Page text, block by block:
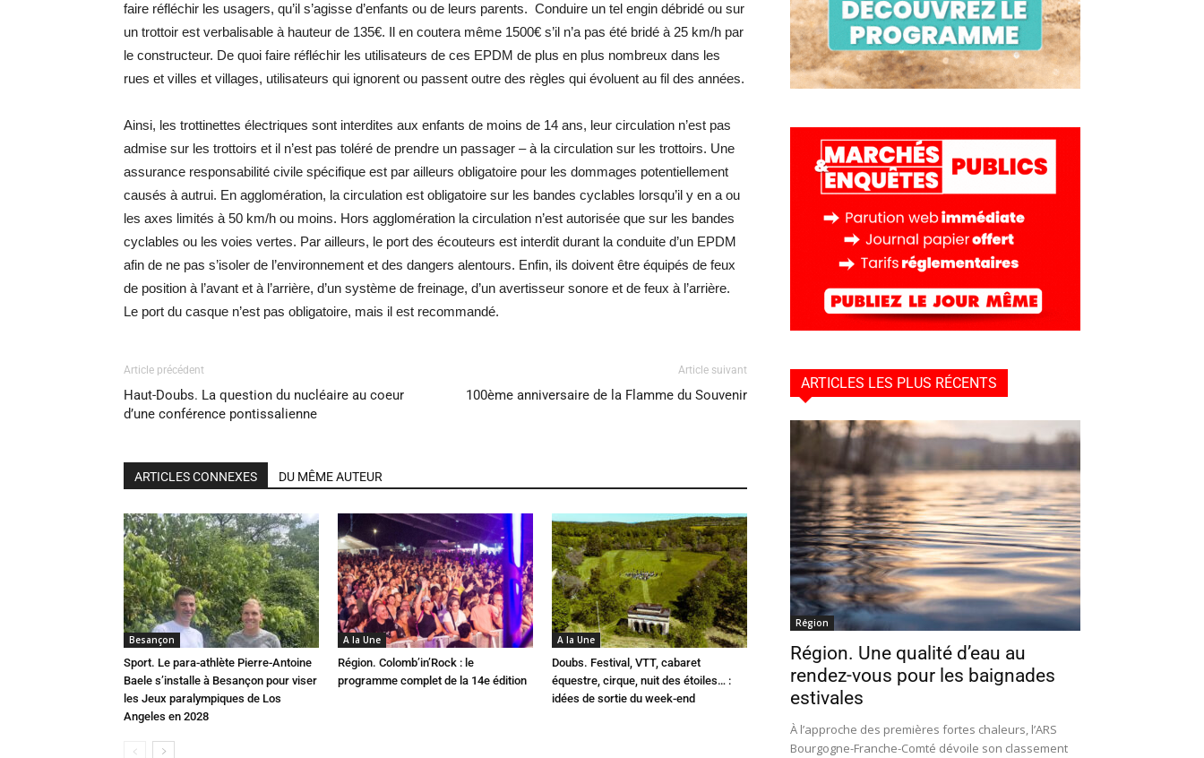
faire réfléchir les usagers, qu’il s’agisse d’enfants ou de leurs parents. Conduire un tel engin débridé ou sur
un trottoir est verbalisable à hauteur de 135€. Il en coutera même 1500€ s’il n’a pas été bridé à 25 km/h par
le constructeur. De quoi faire réfléchir les utilisateurs de ces EPDM de plus en plus nombreux dans les
rues et villes et villages, utilisateurs qui ignorent ou passent outre des règles qui évoluent au fil des années.
Ainsi, les trottinettes électriques sont interdites aux enfants de moins de 14 ans, leur circulation n’est pas
admise sur les trottoirs et il n’est pas toléré de prendre un passager – à la circulation sur les trottoirs. Une
assurance responsabilité civile spécifique est par ailleurs obligatoire pour les dommages potentiellement
causés à autrui. En agglomération, la circulation est obligatoire sur les bandes cyclables lorsqu’il y en a ou
les axes limités à 50 km/h ou moins. Hors agglomération la circulation n’est autorisée que sur les bandes
cyclables ou les voies vertes. Par ailleurs, le port des écouteurs est interdit durant la conduite d’un EPDM
afin de ne pas s’isoler de l’environnement et des dangers alentours. Enfin, ils doivent être équipés de feux
de position à l’avant et à l’arrière, d’un système de freinage, d’un avertisseur sonore et de feux à l’arrière.
Le port du casque n’est pas obligatoire, mais il est recommandé.
Article précédent
Haut-Doubs. La question du nucléaire au coeur
d’une conférence pontissalienne
Article suivant
100ème anniversaire de la Flamme du Souvenir
ARTICLES CONNEXES DU MÊME AUTEUR
Besançon
Sport. Le para-athlète Pierre-Antoine
Baele s’installe à Besançon pour viser
les Jeux paralympiques de Los
Angeles en 2028
A la Une
Région. Colomb’in’Rock : le
programme complet de la 14e édition
A la Une
Doubs. Festival, VTT, cabaret
équestre, cirque, nuit des étoiles… :
idées de sortie du week-end
ARTICLES LES PLUS RÉCENTS
Région
Région. Une qualité d’eau au
rendez-vous pour les baignades
estivales
À l’approche des premières fortes chaleurs, l’ARS
Bourgogne-Franche-Comté dévoile son classement